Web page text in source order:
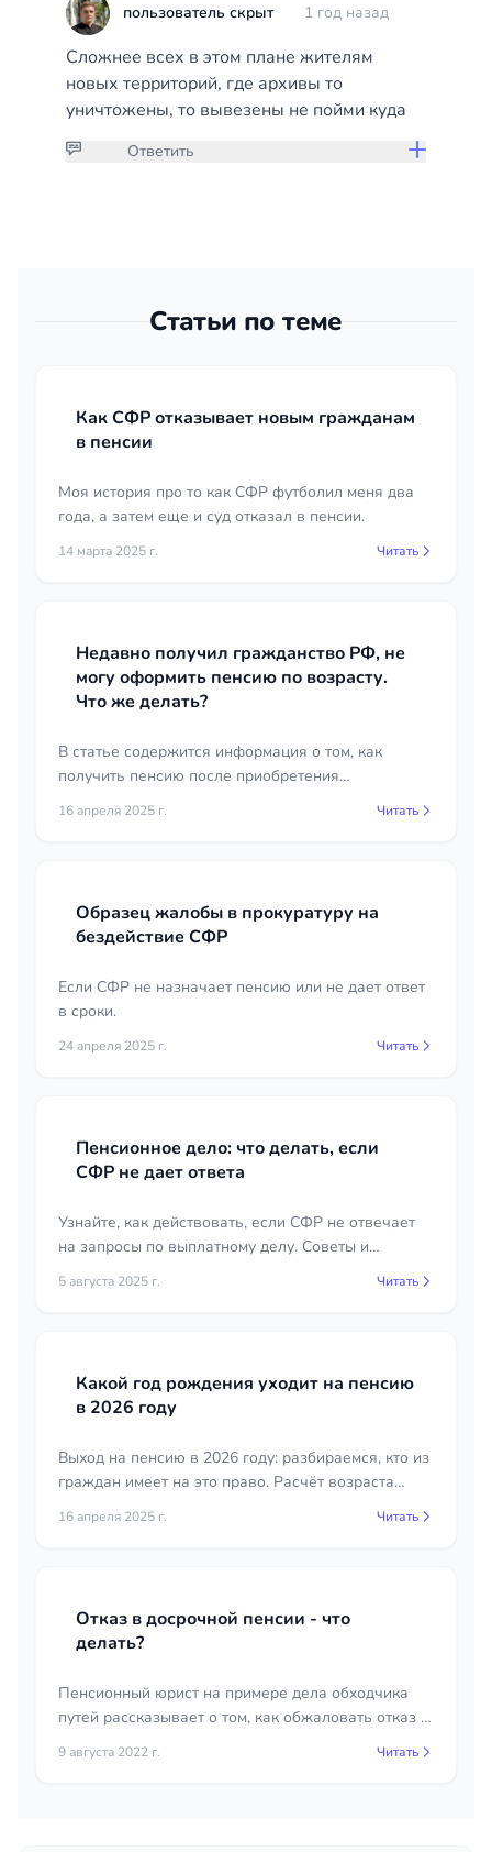
пользователь скрыт 1 год назад
Сложнее всех в этом плане жителям
новых территорий, где архивы то
уничтожены, то вывезены не пойми куда
Ответить
Статьи по теме
Как СФР отказывает новым гражданам
в пенсии
Моя история про то как СФР футболил меня два
года, а затем еще и суд отказал в пенсии.
14 марта 2025 г. Читать
Недавно получил гражданство РФ, не
могу оформить пенсию по возрасту.
Что же делать?
В статье содержится информация о том, как
получить пенсию после приобретения
гражданства РФ. Вы узнаете о необходимых
документа и порядке оформления.
16 апреля 2025 г. Читать
Образец жалобы в прокуратуру на
бездействие СФР
Если СФР не назначает пенсию или не дает ответ
в сроки.
24 апреля 2025 г. Читать
Пенсионное дело: что делать, если
СФР не дает ответа
Узнайте, как действовать, если СФР не отвечает
на запросы по выплатному делу. Советы и
рекомендации для эффективного решения
проблемы.
5 августа 2025 г. Читать
Какой год рождения уходит на пенсию
в 2026 году
Выход на пенсию в 2026 году: разбираемся, кто из
граждан имеет на это право. Расчёт возраста
выхода на пенсию для мужчин и женщин,
родившихся в разные годы.
16 апреля 2025 г. Читать
Отказ в досрочной пенсии - что
делать?
Пенсионный юрист на примере дела обходчика
путей рассказывает о том, как обжаловать отказ в
досрочной пенсии в суде.
9 августа 2022 г. Читать